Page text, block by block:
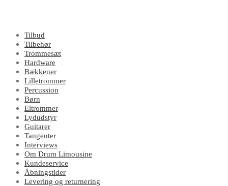
Tilbud
Tilbehør
Trommesæt
Hardware
Bækkener
Lilletrommer
Percussion
Børn
Eltrommer
Lydudstyr
Guitarer
Tangenter
Interviews
Om Drum Limousine
Kundeservice
Åbningstider
Levering og returnering